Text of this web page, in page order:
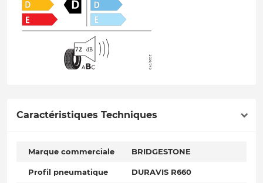
Caractéristiques Techniques
Marque commerciale BRIDGESTONE
Profil pneumatique DURAVIS R660